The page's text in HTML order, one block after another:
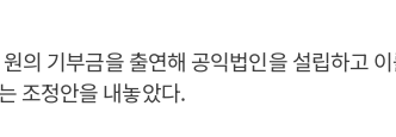
의 기부금을 출연해 공익법인을 설립하고
조정안을 내놓았다.